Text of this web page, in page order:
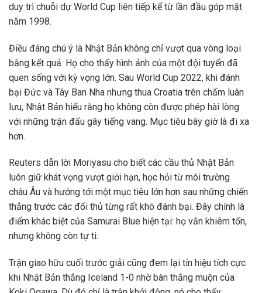
duy trì chuỗi dự World Cup liên tiếp kể từ lần đầu góp mặt
năm 1998.
Điều đáng chú ý là Nhật Bản không chỉ vượt qua vòng loại
bằng kết quả. Họ cho thấy hình ảnh của một đội tuyển đã
quen sống với kỳ vọng lớn. Sau World Cup 2022, khi đánh
bại Đức và Tây Ban Nha nhưng thua Croatia trên chấm luân
lưu, Nhật Bản hiểu rằng họ không còn được phép hài lòng
với những trận đấu gây tiếng vang. Mục tiêu bây giờ là đi xa
hơn.
Reuters dẫn lời Moriyasu cho biết các cầu thủ Nhật Bản
luôn giữ khát vọng vượt giới hạn, học hỏi từ môi trường
châu Âu và hướng tới một mục tiêu lớn hơn sau những chiến
thắng trước các đối thủ từng rất khó đánh bại. Đây chính là
điểm khác biệt của Samurai Blue hiện tại: họ vẫn khiêm tốn,
nhưng không còn tự ti.
Trận giao hữu cuối trước giải cũng đem lại tín hiệu tích cực
khi Nhật Bản thắng Iceland 1-0 nhờ bàn thắng muộn của